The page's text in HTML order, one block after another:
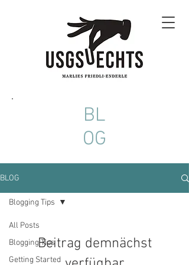
BL
OG
BLOG
All Posts
Blogging Tips
Getting Started
Blogging Tips
Beitrag demnächst